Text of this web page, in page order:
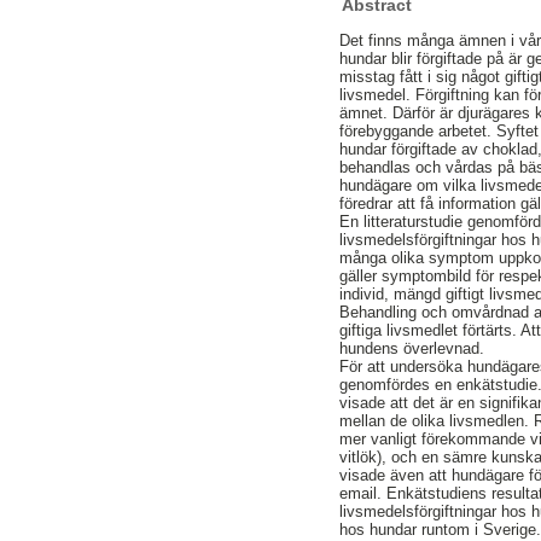
Abstract
Det finns många ämnen i
hundar blir förgiftade på är
misstag fått i sig något
livsmedel. Förgiftning kan
ämnet. Därför är djurägares
förebyggande arbetet.
hundar förgiftade av
behandlas och vårdas på
hundägare om vilka
föredrar att få information
En litteraturstudie
livsmedelsförgiftningar hos
många olika symptom
gäller symptombild för
individ, mängd giftigt
Behandling och omvårdnad
giftiga livsmedlet förtärts.
hundens överlevnad.
För att undersöka
genomfördes en
visade att det är en
mellan de olika livsmedlen.
mer vanligt förekommande
vitlök), och en sämre
visade även att hundägare
email. Enkätstudiens
livsmedelsförgiftningar hos
hos hundar runtom i Sverige.